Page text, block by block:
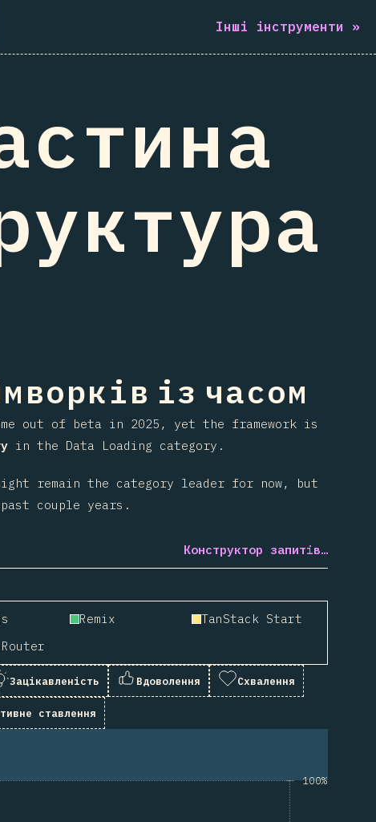
Інші інструменти »
із часом
out of beta in 2025, yet the framework is
in the Data Loading category.
remain the category leader for now, but
couple years.
Конструктор запитів…
Remix
TanStack Start
Зацікавленість Вдоволення Схвалення
ставлення
100%